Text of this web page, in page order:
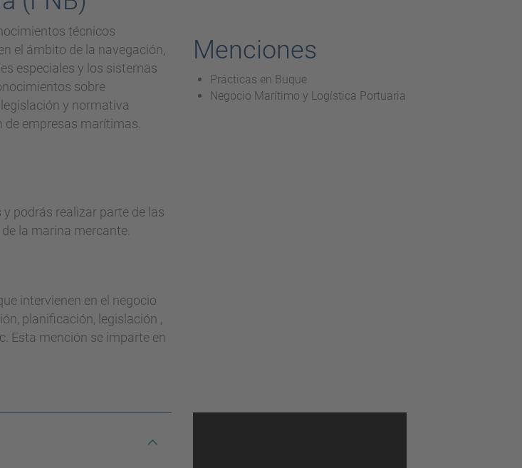
técnicos
el ámbito de la navegación,
especiales y los sistemas
sobre
y normativa
de empresas marítimas.
podrás realizar parte de las
la marina mercante.
intervienen en el negocio
planificación, legislación ,
Esta mención se imparte en
Menciones
Prácticas en Buque
Negocio Marítimo y Logística Portuaria